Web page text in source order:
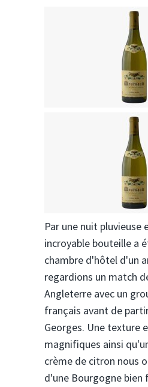
Par une nuit
incroyable bouteille a
chambre d'hôtel d'un
regardions un match
Angleterre avec un
français avant de
Georges. Une texture
magnifiques ainsi
crème de citron nous
d'une Bourgogne bien